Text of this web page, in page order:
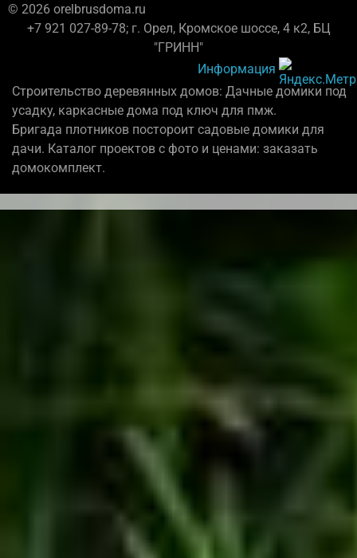
© 2026 orelbrusdoma.ru
+7 921 027-89-78; г. Орел, Кромское шоссе, 4 к2, БЦ
"ГРИНН"
Информация
Строительство деревянных домов: Дачные домики под
усадку, каркасные дома под ключ для пмж.
Бригада плотников постороит садовые домики для
дачи. Каталог проектов с фото и ценами: заказать
домокомплект.